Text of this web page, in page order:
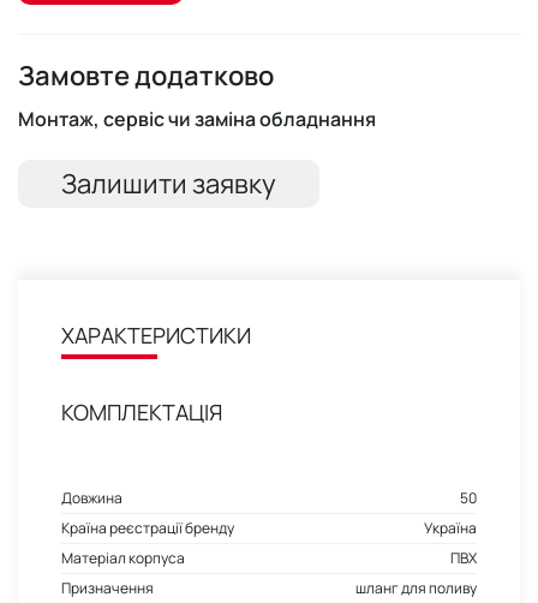
Замовте додатково
Монтаж, сервіс чи заміна обладнання
Залишити заявку
ХАРАКТЕРИСТИКИ
КОМПЛЕКТАЦІЯ
Довжина
50
Країна реєстрації бренду
Україна
Матеріал корпуса
ПВХ
Призначення
шланг для поливу